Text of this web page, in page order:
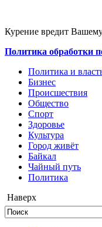
Курение вредит
Политика обработки
Политика и
Бизнес
Происшествия
Общество
Cпорт
Здоровье
Культура
Город живёт
Байкал
Чайный путь
Политика
Наверх